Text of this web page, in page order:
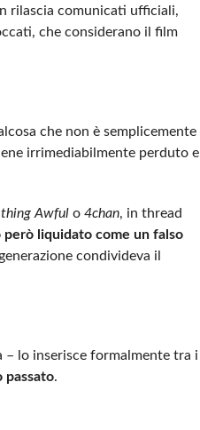
rilascia comunicati ufficiali,
che considerano il film
che non è semplicemente
irrimediabilmente perduto e
Awfulo 4chan, in thread
però liquidato come un falso
condivideva il
– lo inserisce formalmente tra i
passato.